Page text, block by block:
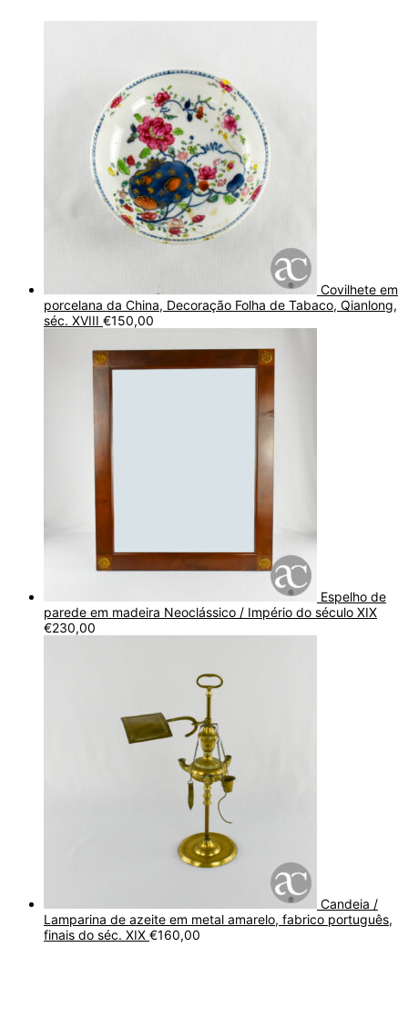
Covilhete em
porcelana da China, Decoração Folha de Tabaco, Qianlong,
séc. XVIII €150,00
Espelho de
parede em madeira Neoclássico / Império do século XIX
€230,00
Candeia /
Lamparina de azeite em metal amarelo, fabrico português,
finais do séc. XIX €160,00